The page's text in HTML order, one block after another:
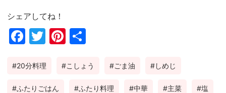
シェアしてね！
Fac
ok
Twi
Pin
est
20分料理 こしょう ごま油 しめじ
ふたりごはん ふたり料理 中華 主菜 塩